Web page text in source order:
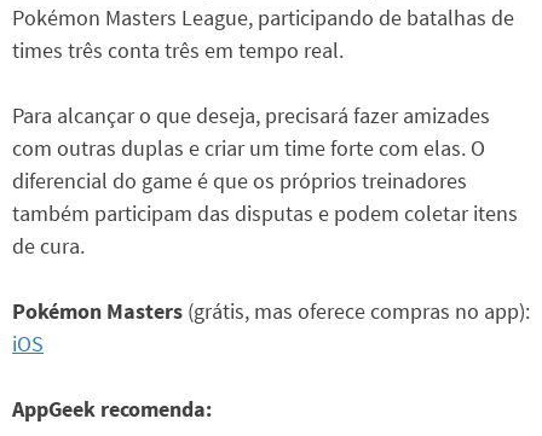
Pokémon Masters League, participando de batalhas de
times três conta três em tempo real.
Para alcançar o que deseja, precisará fazer amizades
com outras duplas e criar um time forte com elas. O
diferencial do game é que os próprios treinadores
também participam das disputas e podem coletar itens
de cura.
Pokémon Masters (grátis, mas oferece compras no app):
iOS
AppGeek recomenda: